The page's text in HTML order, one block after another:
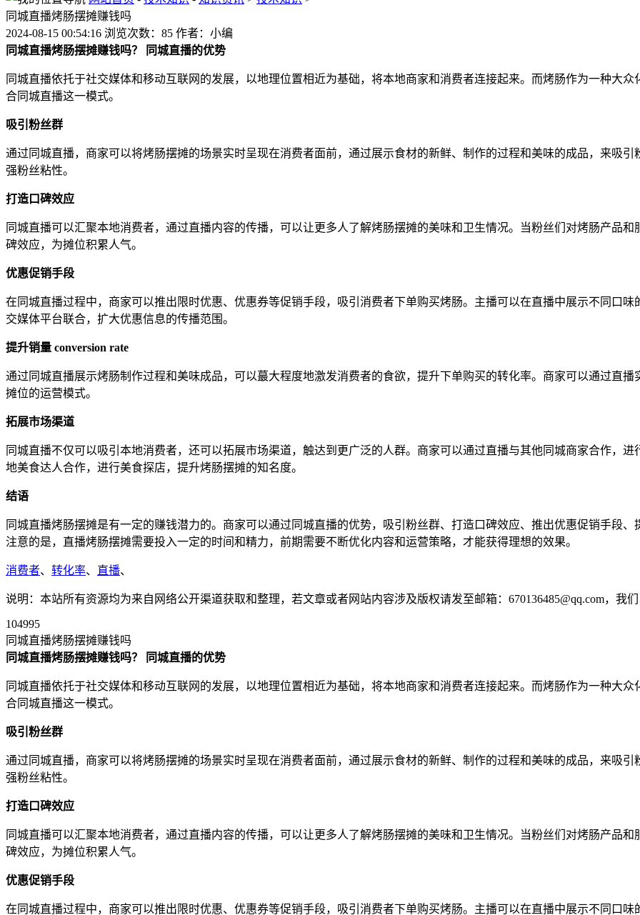
同城直播烤肠摆摊赚钱吗
2024-08-15 00:54:16 浏览次数：85 作者：小编
同城直播烤肠摆摊赚钱吗？
同城直播的优势
同城直播依托于社交媒体和移动互联网的发展，以地理位置相近为基础，将本地商家和消费者连接起来。而烤肠作为一种大
合同城直播这一模式。
吸引粉丝群
通过同城直播，商家可以将烤肠摆摊的场景实时呈现在消费者面前，通过展示食材的新鲜、制作的过程和美味的成品，来吸
强粉丝粘性。
打造口碑效应
同城直播可以汇聚本地消费者，通过直播内容的传播，可以让更多人了解烤肠摆摊的美味和卫生情况。当粉丝们对烤肠产品
碑效应，为摊位积累人气。
优惠促销手段
在同城直播过程中，商家可以推出限时优惠、优惠券等促销手段，吸引消费者下单购买烤肠。主播可以在直播中展示不同口
交媒体平台联合，扩大优惠信息的传播范围。
提升销量 conversion rate
通过同城直播展示烤肠制作过程和美味成品，可以蕞大程度地激发消费者的食欲，提升下单购买的转化率。商家可以通过直
摊位的运营模式。
拓展市场渠道
同城直播不仅可以吸引本地消费者，还可以拓展市场渠道，触达到更广泛的人群。商家可以通过直播与其他同城商家合作，
地美食达人合作，进行美食探店，提升烤肠摆摊的知名度。
结语
同城直播烤肠摆摊是有一定的赚钱潜力的。商家可以通过同城直播的优势，吸引粉丝群、打造口碑效应、推出优惠促销手段
注意的是，直播烤肠摆摊需要投入一定的时间和精力，前期需要不断优化内容和运营策略，才能获得理想的效果。
消费者、 转化率、 直播、
说明：本站所有资源均为来自网络公开渠道获取和整理，若文章或者网站内容涉及版权请发至邮箱：670136485@qq.com，我
104995
同城直播烤肠摆摊赚钱吗
同城直播烤肠摆摊赚钱吗？
同城直播的优势
同城直播依托于社交媒体和移动互联网的发展，以地理位置相近为基础，将本地商家和消费者连接起来。而烤肠作为一种大
合同城直播这一模式。
吸引粉丝群
通过同城直播，商家可以将烤肠摆摊的场景实时呈现在消费者面前，通过展示食材的新鲜、制作的过程和美味的成品，来吸
强粉丝粘性。
打造口碑效应
同城直播可以汇聚本地消费者，通过直播内容的传播，可以让更多人了解烤肠摆摊的美味和卫生情况。当粉丝们对烤肠产品
碑效应，为摊位积累人气。
优惠促销手段
在同城直播过程中，商家可以推出限时优惠、优惠券等促销手段，吸引消费者下单购买烤肠。主播可以在直播中展示不同口